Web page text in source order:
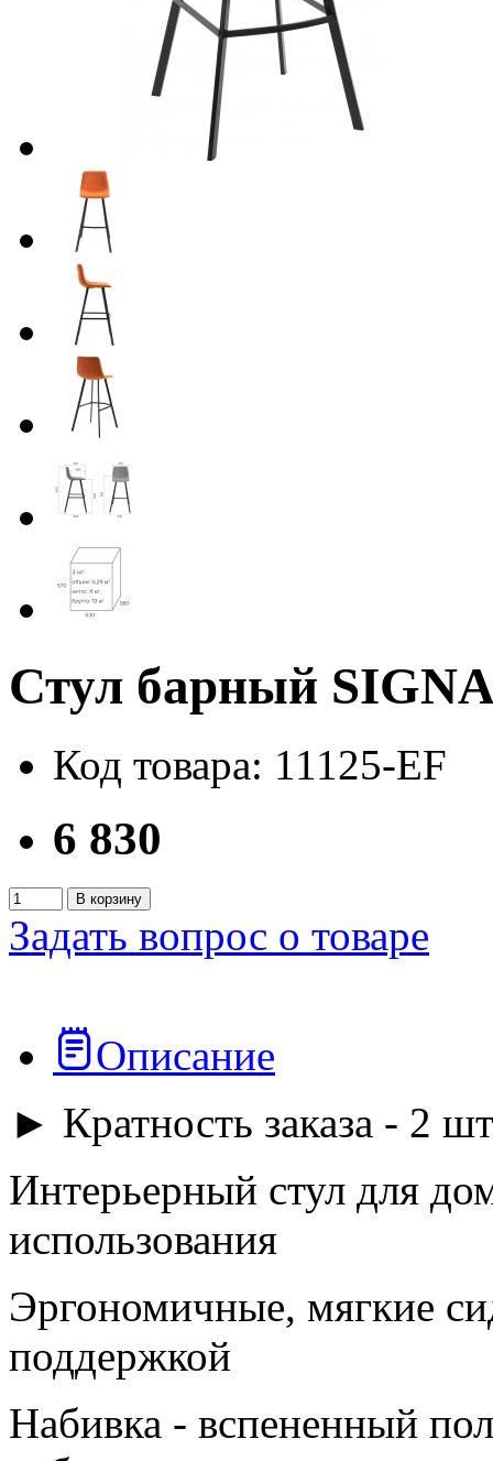
Стул барный
Код товара: 11125-EF
6 830
В корзину
Задать вопрос о товаре
Описание
► Кратность заказа - 2
Интерьерный стул для
использования
Эргономичные, мягкие
поддержкой
Набивка - вспененный